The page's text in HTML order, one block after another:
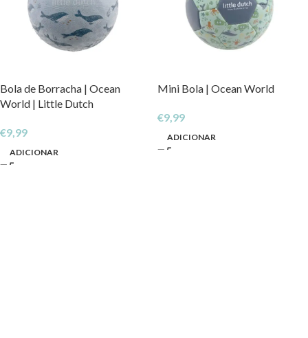
Bola de Borracha | Ocean
World | Little Dutch
€9,99
ADICIONAR
Mini Bola | Ocean World
€9,99
ADICIONAR